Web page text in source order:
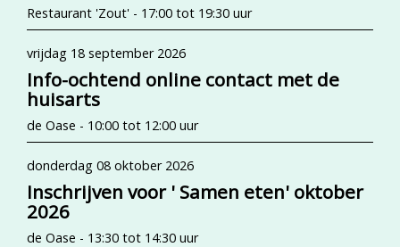
Restaurant 'Zout' - 17:00 tot 19:30 uur
vrijdag 18 september 2026
Info-ochtend online contact met de
huisarts
de Oase - 10:00 tot 12:00 uur
donderdag 08 oktober 2026
Inschrijven voor ' Samen eten' oktober
2026
de Oase - 13:30 tot 14:30 uur